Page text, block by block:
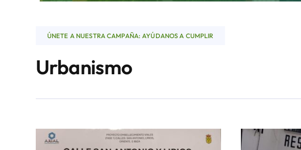
ÚNETE A NUESTRA CAMPAÑA: AYÚDANOS A CUMPLIR
Urbanismo